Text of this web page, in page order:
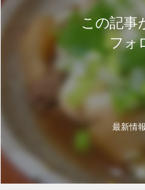
この記事
フォ
最新情